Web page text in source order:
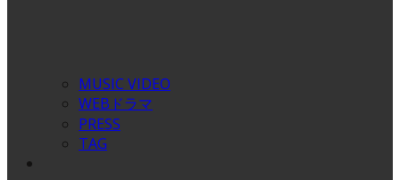
MUSIC VIDEO
WEBドラマ
PRESS
TAG